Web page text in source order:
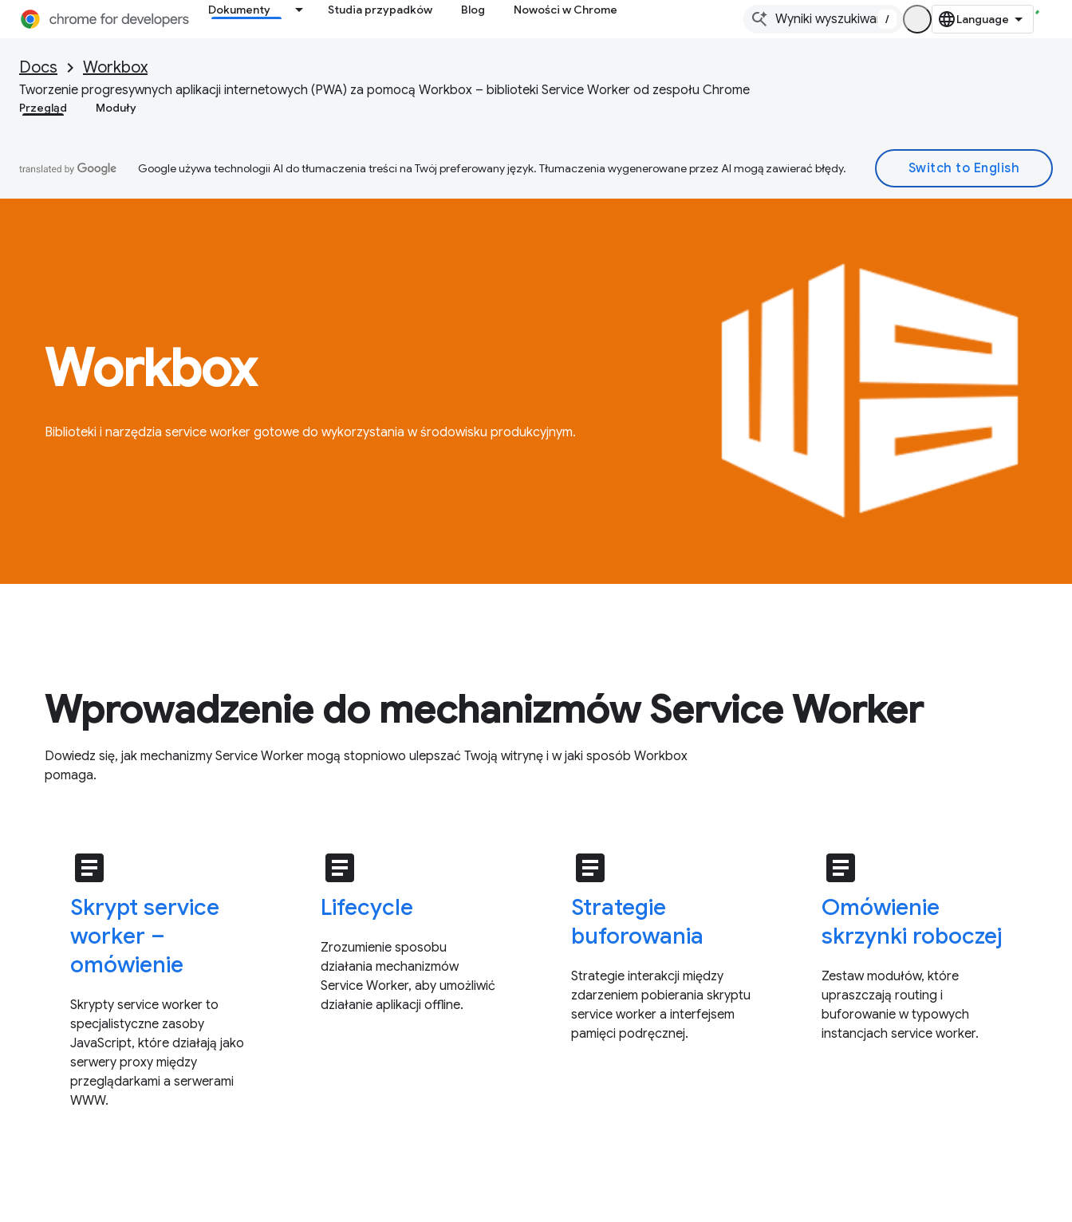
Dokumenty Studia przypadków Blog Nowości w Chrome
/
Docs Workbox
Tworzenie progresywnych aplikacji internetowych (PWA) za pomocą Workbox – biblioteki Service Worker od zespołu Chrome
Przegląd Moduły
Google używa technologii AI do tłumaczenia treści na Twój preferowany język. Tłumaczenia wygenerowane przez AI mogą zawierać błędy.
Workbox
Biblioteki i narzędzia service worker gotowe do wykorzystania w środowisku produkcyjnym.
Wprowadzenie do mechanizmów Service Worker
Dowiedz się, jak mechanizmy Service Worker mogą stopniowo ulepszać Twoją witrynę i w jaki sposób Workbox
pomaga.
article
Skrypt service
worker –
omówienie
Skrypty service worker to
specjalistyczne zasoby
JavaScript, które działają jako
serwery proxy między
przeglądarkami a serwerami
WWW.
article
Lifecycle
Zrozumienie sposobu
działania mechanizmów
Service Worker, aby umożliwić
działanie aplikacji offline.
article
Strategie
buforowania
Strategie interakcji między
zdarzeniem pobierania skryptu
service worker a interfejsem
pamięci podręcznej.
article
Omówienie
skrzynki roboczej
Zestaw modułów, które
upraszczają routing i
buforowanie w typowych
instancjach service worker.